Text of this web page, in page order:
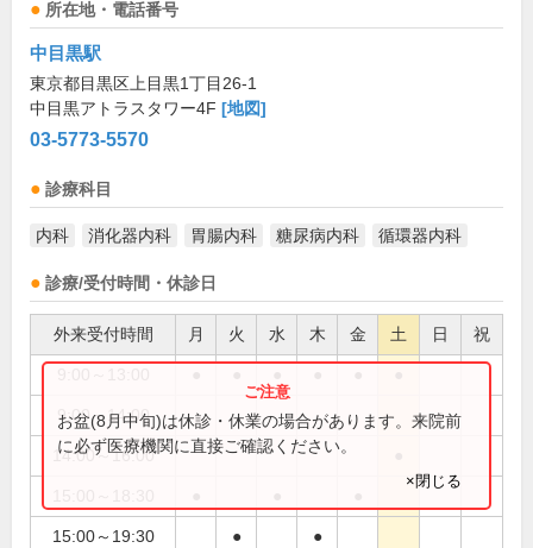
所在地・電話番号
中目黒駅
東京都目黒区上目黒1丁目26-1
中目黒アトラスタワー4F [地図]
03-5773-5570
診療科目
内科 消化器内科 胃腸内科 糖尿病内科 循環器内科
診療/受付時間・休診日
外来受付時間 月 火 水 木 金 土 日 祝
9:00～14:00 ●
14:00～16:00
15:00～19:30 ● ●
お盆(8月中旬)は休診・休業の場合があります。来院前
に必ず医療機関に直接ご確認ください。
×閉じる